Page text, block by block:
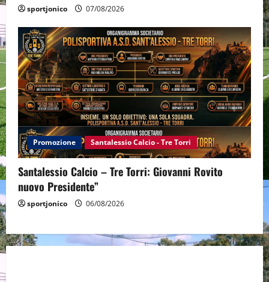
sportjonico 07/08/2026
Promozione Santalessio Calcio - Tre Torri
Santalessio Calcio – Tre Torri: Giovanni Rovito
nuovo Presidente”
sportjonico 06/08/2026